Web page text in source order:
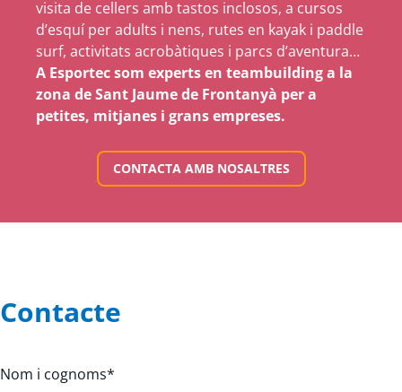
visita de cellers amb tastos inclosos, a cursos
d’esquí per adults i nens, rutes en kayak i paddle
surf, activitats acrobàtiques i parcs d’aventura…
A Esportec som experts en teambuilding a la
zona de Sant Jaume de Frontanyà per a
petites, mitjanes i grans empreses.
CONTACTA AMB NOSALTRES
Contacte
Nom i cognoms*